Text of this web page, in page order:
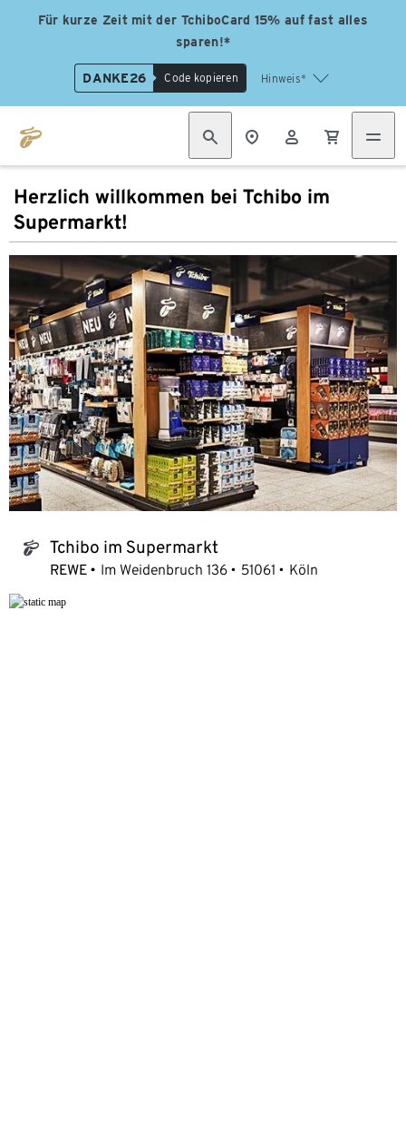
Für kurze Zeit mit der TchiboCard 15% auf fast alles
sparen!*
DANKE26 Code kopieren Hinweis*
Herzlich willkommen bei Tchibo im
Supermarkt!
tchibo_logo Tchibo im Supermarkt
REWE Im Weidenbruch 136 51061 Köln